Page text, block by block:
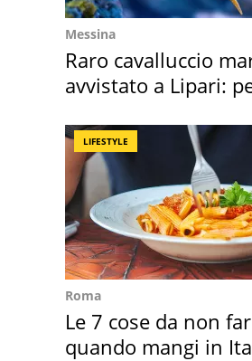
Messina
Raro cavalluccio
avvistato a Lipari:
LIFESTYLE
Roma
Le 7 cose da non
quando mangi in